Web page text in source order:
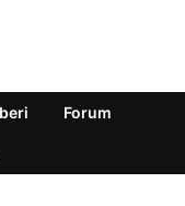
Forum